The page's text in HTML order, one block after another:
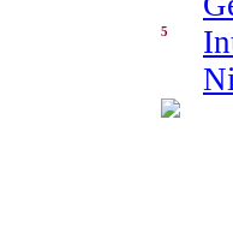
5